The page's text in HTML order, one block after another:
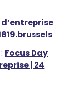
d’entreprise
Focus Day
| 24